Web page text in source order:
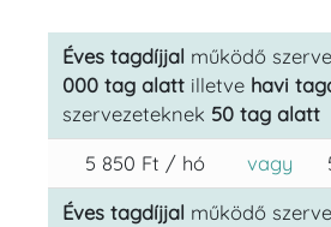
Éves tagdíjjal működő
000 tag alatt illetve havi
szervezeteknek 50 tag alatt
5 850 Ft / hó
vagy
Éves tagdíjjal működő